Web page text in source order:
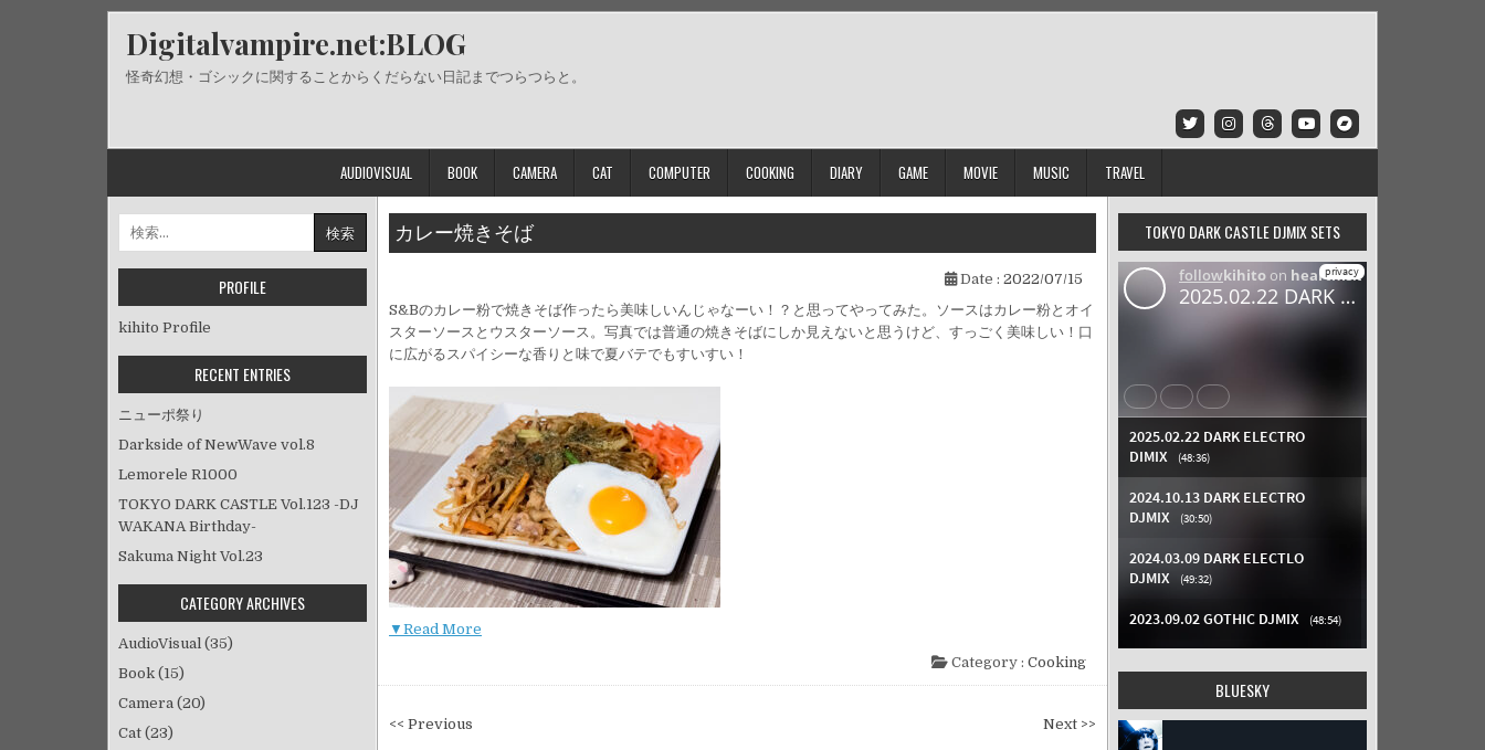
Digitalvampire.net:BLOG
怪奇幻想・ゴシックに関することからくだらない日記までつらつらと。
AUDIOVISUAL BOOK CAMERA CAT COMPUTER COOKING DIARY GAME MOVIE MUSIC TRAVEL
カレー焼きそば
Date : 2022/07/15
S&Bのカレー粉で焼きそば作ったら美味しいんじゃなーい！？と思ってやってみた。ソースはカレー粉とオイ
スターソースとウスターソース。写真では普通の焼きそばにしか見えないと思うけど、すっごく美味しい！口
に広がるスパイシーな香りと味で夏バテでもすいすい！
▼Read More
Category : Cooking
投
<< Previous Next >>
索:
PROFILE
kihito Profile
RECENT ENTRIES
ニューポ祭り
Darkside of NewWave vol.8
Lemorele R1000
TOKYO DARK CASTLE Vol.123 -DJ
WAKANA Birthday-
Sakuma Night Vol.23
CATEGORY ARCHIVES
AudioVisual (35)
Book (15)
Camera (20)
Cat (23)
TOKYO DARK CASTLE DJMIX SETS
BLUESKY